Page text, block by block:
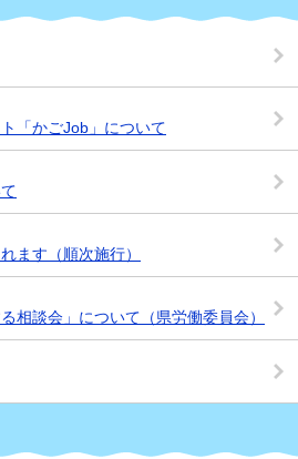
「かごJob」について
ます（順次施行）
相談会」について（県労働委員会）